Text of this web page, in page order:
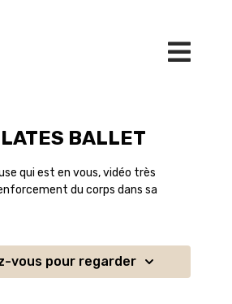
BALLET
qui est en vous, vidéo très
du corps dans sa
musique, vous pouvez le faire
consulter votre médecin ou
vous pour regarder